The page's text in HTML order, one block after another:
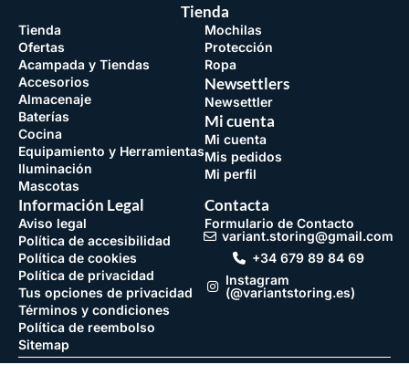
Tienda
Tienda
Ofertas
Acampada y Tiendas
Accesorios
Almacenaje
Baterías
Cocina
Equipamiento y Herramientas
Iluminación
Mascotas
Mochilas
Protección
Ropa
Newsettlers
Newsettler
Mi cuenta
Mi cuenta
Mis pedidos
Mi perfil
Información Legal
Aviso legal
Política de accesibilidad
Política de cookies
Política de privacidad
Tus opciones de privacidad
Términos y condiciones
Política de reembolso
Sitemap
Contacta
Formulario de Contacto
variant.storing@gmail.com
+34 679 89 84 69
Instagram
(@variantstoring.es)